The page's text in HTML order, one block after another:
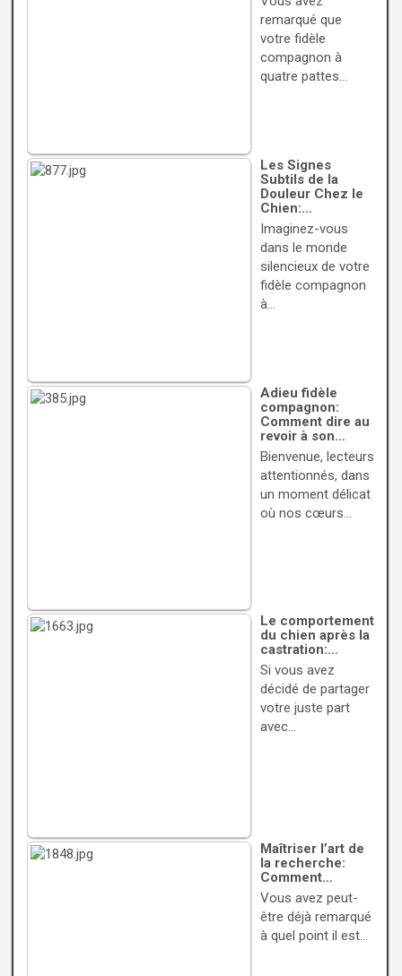
remarqué que
votre fidèle
compagnon à
quatre pattes…
Les Signes
Subtils de la
Douleur Chez le
Chien:…
Imaginez-vous
dans le monde
silencieux de votre
fidèle compagnon
à…
Adieu fidèle
compagnon:
Comment dire au
revoir à son…
Bienvenue, lecteurs
attentionnés, dans
un moment délicat
où nos cœurs…
Le comportement
du chien après la
castration:…
Si vous avez
décidé de partager
votre juste part
avec…
Maîtriser l’art de
la recherche:
Comment…
Vous avez peut-
être déjà remarqué
à quel point il est…